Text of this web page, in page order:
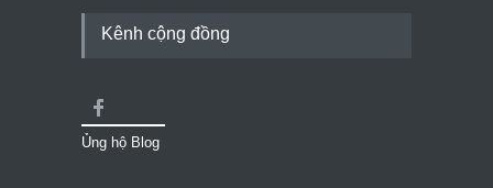
Kênh cộng đồng
Ủng hộ Blog